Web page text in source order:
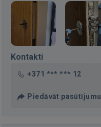
Kontakti
+371 *** *** 12
Piedāvāt pasūtījumu